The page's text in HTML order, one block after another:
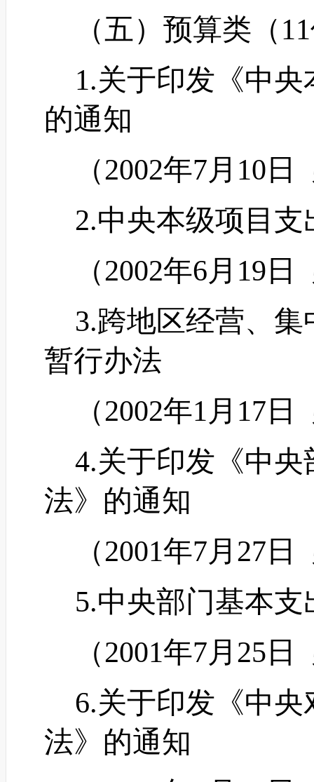
（五）预算类（
1.关于印发《中央
的通知
（2002年7月10日
2.中央本级项目支
（2002年6月19日
3.跨地区经营、集
暂行办法
（2002年1月17
4.关于印发《中央
法》的通知
（2001年7月27日
5.中央部门基本支
（2001年7月25日
6.关于印发《中央
法》的通知